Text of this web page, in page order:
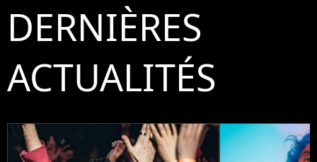
DERNIÈRES
ACTUALITÉS